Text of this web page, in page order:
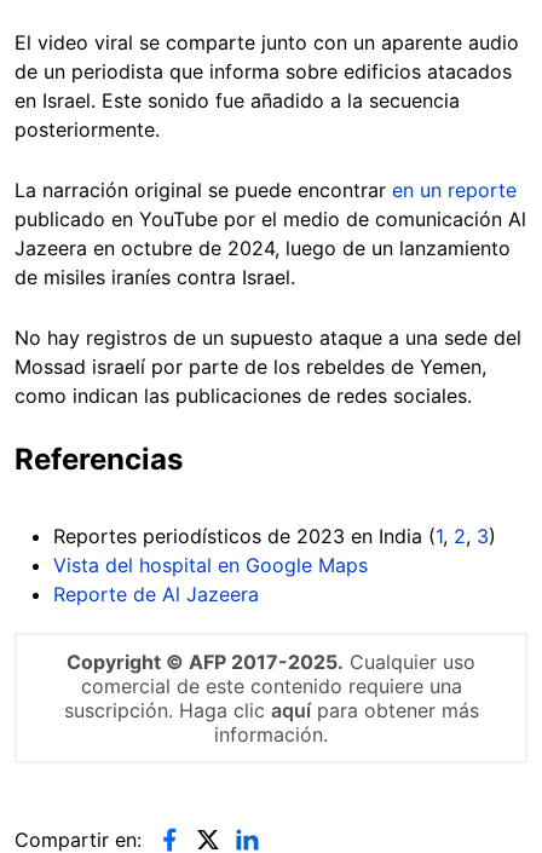
El video viral se comparte junto con un aparente audio
de un periodista que informa sobre edificios atacados
en Israel. Este sonido fue añadido a la secuencia
posteriormente.
La narración original se puede encontrar en un reporte
publicado en YouTube por el medio de comunicación Al
Jazeera en octubre de 2024, luego de un lanzamiento
de misiles iraníes contra Israel.
No hay registros de un supuesto ataque a una sede del
Mossad israelí por parte de los rebeldes de Yemen,
como indican las publicaciones de redes sociales.
Referencias
Reportes periodísticos de 2023 en India (1, 2, 3)
Vista del hospital en Google Maps
Reporte de Al Jazeera
Copyright © AFP 2017-2025. Cualquier uso
comercial de este contenido requiere una
suscripción. Haga clic aquípara obtener más
información.
Compartir en: